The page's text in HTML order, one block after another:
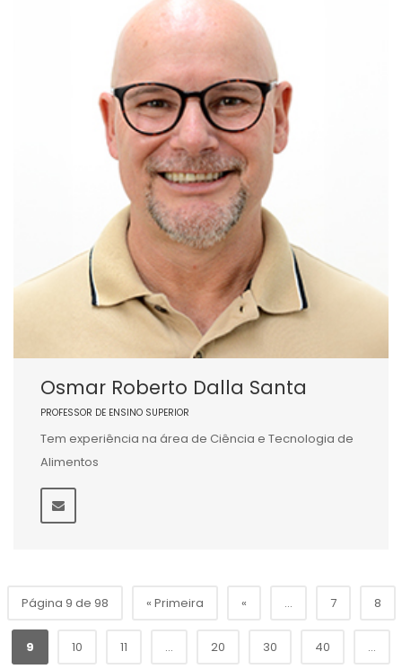
Osmar Roberto Dalla Santa
PROFESSOR DE ENSINO SUPERIOR
Tem experiência na área de Ciência e Tecnologia de
Alimentos
Página 9 de 98 « Primeira « ... 7 8
9 10 11 ... 20 30 40 ...